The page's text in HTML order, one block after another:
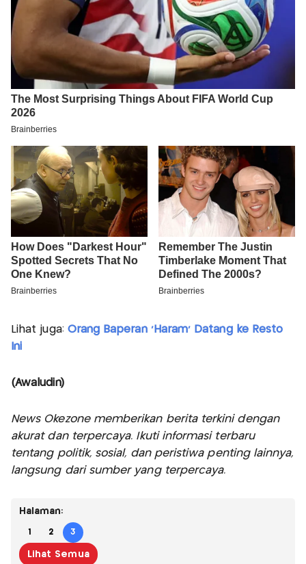
Lihat juga: Orang Baperan 'Haram' Datang ke Resto
Ini
(Awaludin)
News Okezone memberikan berita terkini dengan
akurat dan terpercaya. Ikuti informasi terbaru
tentang politik, sosial, dan peristiwa penting lainnya,
langsung dari sumber yang terpercaya.
Halaman:
1 2 3
Lihat Semua